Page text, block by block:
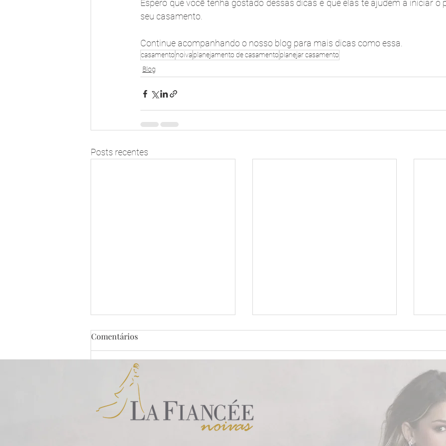
Espero que você tenha gostado dessas dicas e que elas te ajudem a iniciar o
seu casamento.
Continue acompanhando o nosso blog para mais dicas como essa.
casamento noivaplanejamento de casamento planejar casamento
Blog
Posts recentes
La Fiancée - Vestidos de
Noiva em Brasília e no mundo
Comentários
Escreva um comentário